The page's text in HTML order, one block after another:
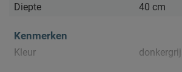
Diepte
40 cm
Kenmerken
Kleur